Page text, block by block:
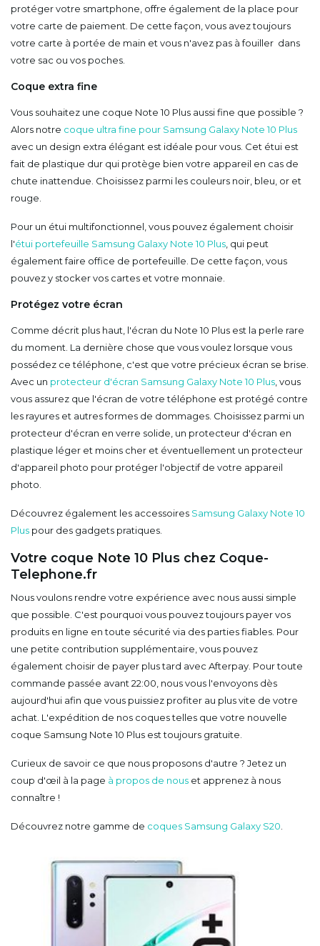
protéger votre smartphone, offre également de la place pour
votre carte de paiement. De cette façon, vous avez toujours
votre carte à portée de main et vous n'avez pas à fouiller dans
votre sac ou vos poches.
Coque extra fine
Vous souhaitez une coque Note 10 Plus aussi fine que possible ?
Alors notre coque ultra fine pour Samsung Galaxy Note 10 Plus
avec un design extra élégant est idéale pour vous. Cet étui est
fait de plastique dur qui protège bien votre appareil en cas de
chute inattendue. Choisissez parmi les couleurs noir, bleu, or et
rouge.
Pour un étui multifonctionnel, vous pouvez également choisir
l'étui portefeuille Samsung Galaxy Note 10 Plus , qui peut
également faire office de portefeuille. De cette façon, vous
pouvez y stocker vos cartes et votre monnaie.
Protégez votre écran
Comme décrit plus haut, l'écran du Note 10 Plus est la perle rare
du moment. La dernière chose que vous voulez lorsque vous
possédez ce téléphone, c'est que votre précieux écran se brise.
Avec un protecteur d'écran Samsung Galaxy Note 10 Plus , vous
vous assurez que l'écran de votre téléphone est protégé contre
les rayures et autres formes de dommages. Choisissez parmi un
protecteur d'écran en verre solide, un protecteur d'écran en
plastique léger et moins cher et éventuellement un protecteur
d'appareil photo pour protéger l'objectif de votre appareil
photo.
Découvrez également les accessoires Samsung Galaxy Note 10
Plus pour des gadgets pratiques.
Votre coque Note 10 Plus chez Coque-
Telephone.fr
Nous voulons rendre votre expérience avec nous aussi simple
que possible. C'est pourquoi vous pouvez toujours payer vos
produits en ligne en toute sécurité via des parties fiables. Pour
une petite contribution supplémentaire, vous pouvez
également choisir de payer plus tard avec Afterpay. Pour toute
commande passée avant 22:00, nous vous l'envoyons dès
aujourd'hui afin que vous puissiez profiter au plus vite de votre
achat. L'expédition de nos coques telles que votre nouvelle
coque Samsung Note 10 Plus est toujours gratuite.
Curieux de savoir ce que nous proposons d'autre ? Jetez un
coup d'œil à la page à propos de nous et apprenez à nous
connaître !
Découvrez notre gamme de coques Samsung Galaxy S20